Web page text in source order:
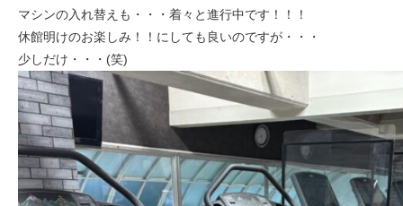
マシンの入れ替えも・・・着々と進行中です！！！
休館明けのお楽しみ！！にしても良いのですが・・・
少しだけ・・・(笑)